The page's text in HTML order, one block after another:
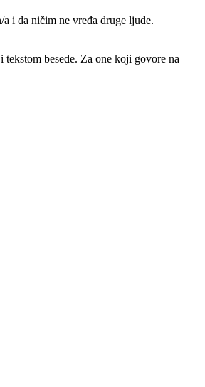
i da ničim ne vređa druge ljude.
besede. Za one koji govore na